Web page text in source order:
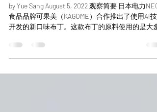
给不受欢迎的蔬菜找个伴
by Yue Sang August 5, 2022 观察简要 日本电力NEC
开发的新口味布丁。这款布丁的原料使用的是大多
数孩子们不太喜欢的蔬菜，把它们和相配的食材组